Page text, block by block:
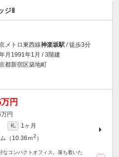
ジⅡ
メトロ東西線神楽坂駅 / 徒歩3分
月1991年1月 / 3階建
都新宿区築地町
円
円
礼
1ヶ月
（10.36ｍ2 ）
なコンパクトオフィス。落ち着いた